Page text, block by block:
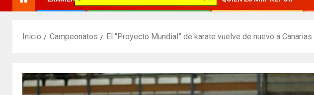
Inicio Campeonatos El “Proyecto Mundial” de karate vuelve de nuevo a Canarias